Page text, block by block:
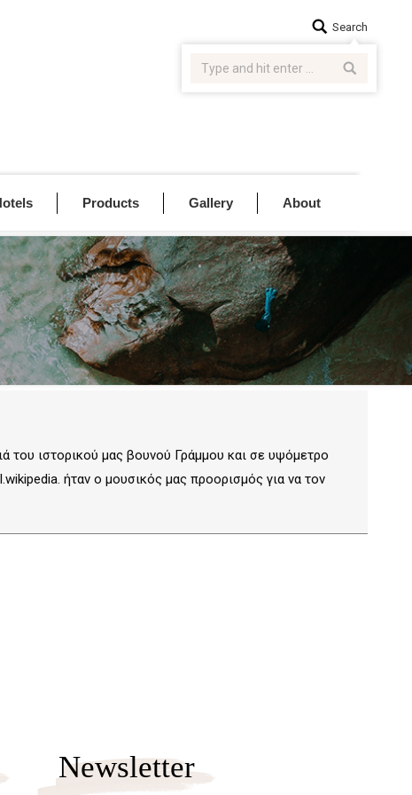
Search:Search
Products Gallery About
του ιστορικού μας βουνού Γράμμου και σε υψόμετρο
ήταν ο μουσικός μας προορισμός για να τον
Newsletter